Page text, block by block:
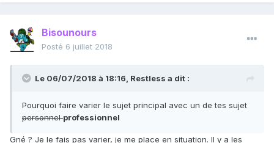
Bisounours
Posté 6 juillet 2018
Le 06/07/2018 à 18:16, Restless a dit :
Pourquoi faire varier le sujet principal avec un de tes sujet
personnelprofessionnel
Gné ? Je le fais pas varier, je me place en situation. Il y a les